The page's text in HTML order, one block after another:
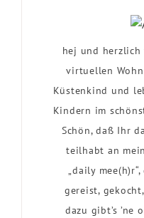
hej und
virtuellen
Küstenkind und
Kindern im
Schön, daß Ihr
teilhabt an
„daily
gereist,
dazu gibt’s ’ne